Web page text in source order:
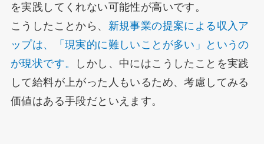
を実践してくれない可能性が高いです。
こうしたことから、 新規事業の提案による収入ア
ップは、「現実的に難しいことが多い」というの
が現状です。
しかし、中にはこうしたことを実践
して給料が上がった人もいるため、考慮してみる
価値はある手段だといえます。